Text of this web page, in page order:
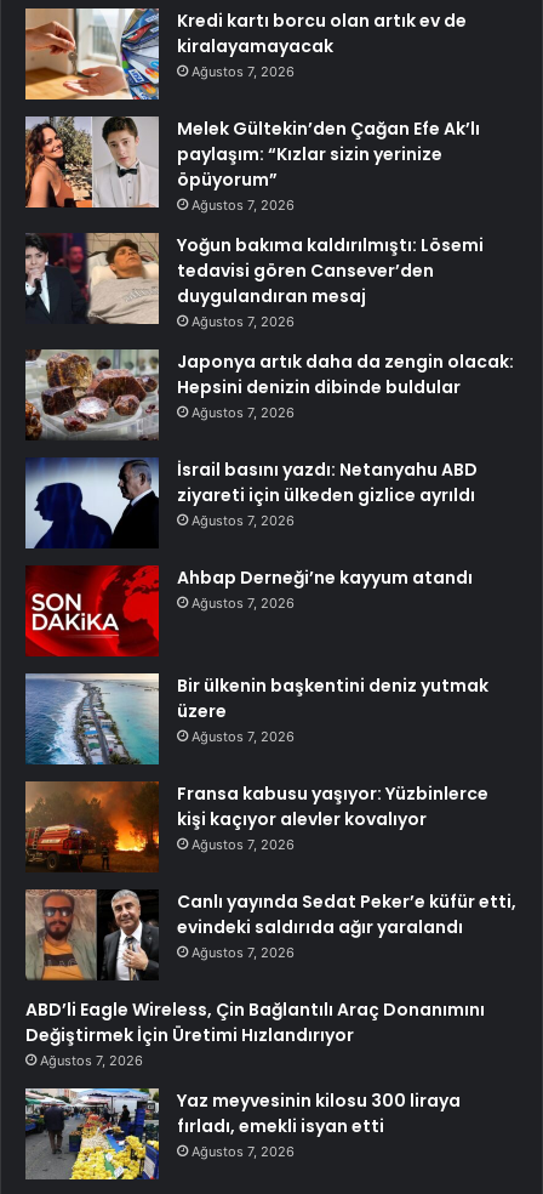
Kredi kartı borcu olan artık ev de
kiralayamayacak
Ağustos 7, 2026
Melek Gültekin’den Çağan Efe Ak’lı
paylaşım: “Kızlar sizin yerinize
öpüyorum”
Ağustos 7, 2026
Yoğun bakıma kaldırılmıştı: Lösemi
tedavisi gören Cansever’den
duygulandıran mesaj
Ağustos 7, 2026
Japonya artık daha da zengin olacak:
Hepsini denizin dibinde buldular
Ağustos 7, 2026
İsrail basını yazdı: Netanyahu ABD
ziyareti için ülkeden gizlice ayrıldı
Ağustos 7, 2026
Ahbap Derneği’ne kayyum atandı
Ağustos 7, 2026
Bir ülkenin başkentini deniz yutmak
üzere
Ağustos 7, 2026
Fransa kabusu yaşıyor: Yüzbinlerce
kişi kaçıyor alevler kovalıyor
Ağustos 7, 2026
Canlı yayında Sedat Peker’e küfür etti,
evindeki saldırıda ağır yaralandı
Ağustos 7, 2026
ABD’li Eagle Wireless, Çin Bağlantılı Araç Donanımını
Değiştirmek İçin Üretimi Hızlandırıyor
Ağustos 7, 2026
Yaz meyvesinin kilosu 300 liraya
fırladı, emekli isyan etti
Ağustos 7, 2026